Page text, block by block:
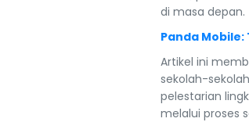
di masa depan.
Panda
Artikel ini
sekolah-
pelestarian
melalui proses